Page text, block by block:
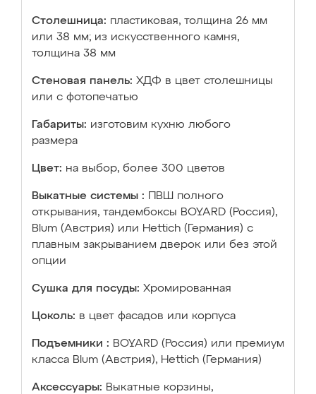
Столешница: пластиковая, толщина 26 мм
или 38 мм; из искусственного камня,
толщина 38 мм
Стеновая панель: ХДФ в цвет столешницы
или с фотопечатью
Габариты: изготовим кухню любого
размера
Цвет: на выбор, более 300 цветов
Выкатные системы :
ПВШ полного
открывания, тандембоксы BOYARD (Россия),
Blum (Австрия) или Hettich (Германия) с
плавным закрыванием дверок или без этой
опции
Сушка для посуды: Хромированная
Цоколь: в цвет фасадов или корпуса
Подъемники : BOYARD (Россия) или премиум
класса Blum (Австрия), Hettich (Германия)
Аксессуары: Выкатные корзины,